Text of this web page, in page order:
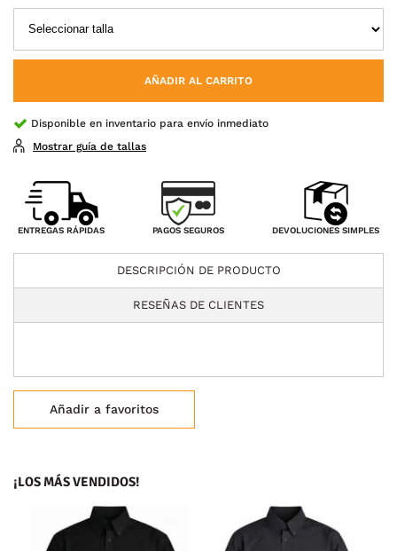
AÑADIR AL CARRITO
Disponible en inventario para envío inmediato
Mostrar guía de tallas
ENTREGAS RÁPIDAS PAGOS SEGUROS DEVOLUCIONES SIMPLES
DESCRIPCIÓN DE PRODUCTO
RESEÑAS DE CLIENTES
Añadir a favoritos
¡LOS MÁS VENDIDOS!